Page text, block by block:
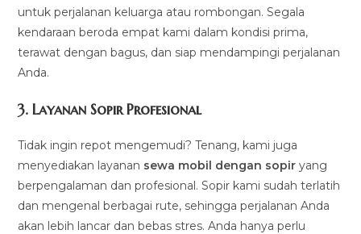
untuk perjalanan keluarga atau rombongan. Segala
kendaraan beroda empat kami dalam kondisi prima,
terawat dengan bagus, dan siap mendampingi perjalanan
Anda.
3.Layanan Sopir Profesional
Tidak ingin repot mengemudi? Tenang, kami juga
menyediakan layanan sewa mobil dengan sopir yang
berpengalaman dan profesional. Sopir kami sudah terlatih
dan mengenal berbagai rute, sehingga perjalanan Anda
akan lebih lancar dan bebas stres. Anda hanya perlu